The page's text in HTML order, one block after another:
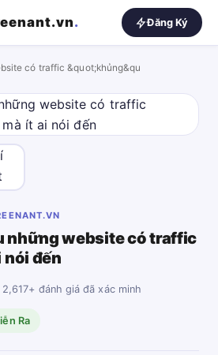
. Đăng Ký
có traffic &quot;khủng&qu
những website có traffic
nói đến
đánh giá đã xác minh
Ra